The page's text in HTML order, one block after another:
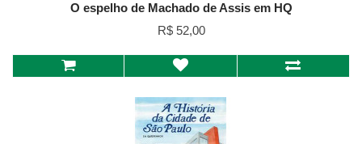
O espelho de Machado de Assis em HQ
R$ 52,00